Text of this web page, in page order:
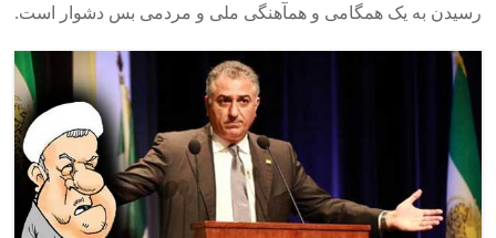
رسیدن به یک همگامی و همآهنگی ملی و مردمی بس دشوار است.